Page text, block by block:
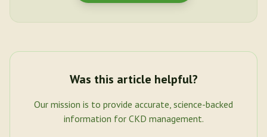
Was this article helpful?
Our mission is to provide accurate, science-backed
information for CKD management.